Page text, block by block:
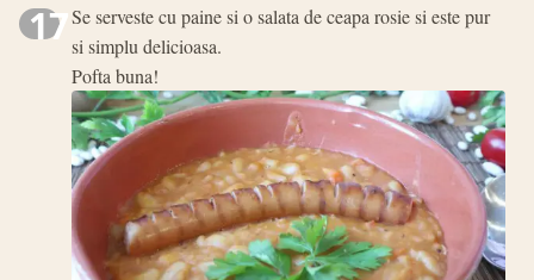
17Se serveste cu paine si o salata de ceapa rosie si este pur
si simplu delicioasa.
Pofta buna!